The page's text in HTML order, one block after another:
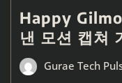
Happy
낸 모션 캡쳐
Gurae Tech